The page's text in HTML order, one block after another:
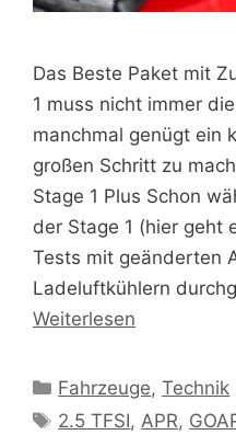
Das Beste Paket mit
1 muss nicht immer
manchmal genügt ein
großen Schritt zu
Stage 1 Plus Schon
der Stage 1 (hier geht
Tests mit geänderten
Ladeluftkühlern
Weiterlesen
Kategorien
Fahrzeuge,Technik
Schlagwörter
2.5 TFSI,APR,